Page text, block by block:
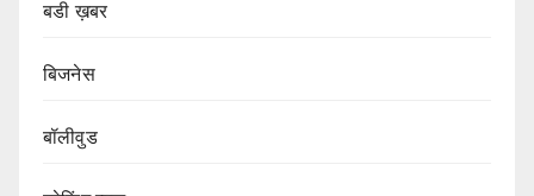
बडी ख़बर
बिजनेस
बॉलीवुड